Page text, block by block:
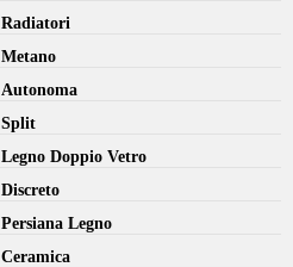
Radiatori
Metano
Autonoma
Split
Legno Doppio Vetro
Discreto
Persiana Legno
Ceramica